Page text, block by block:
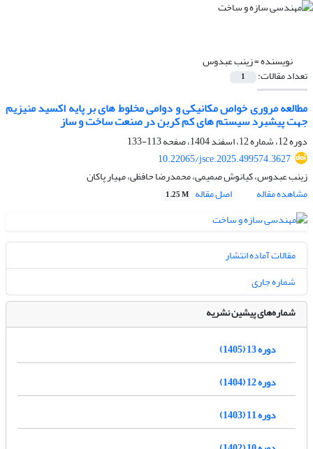
نویسنده =زینب عبدوس
تعداد مقالات: 1
مطالعه مروری خواص مکانیکی و دوامی مخلوط های بر پایه اکسید منیزیم
جهت پیشبرد سیستم های کم کربن در صنعت ساخت و ساز
دوره 12، شماره 12، اسفند 1404، صفحه
113-133
10.22065/jsce.2025.499574.3627
زینب عبدوس، کیانوش صمیمی، محمدرضا حافظی، مهیار پاکان
مشاهده مقاله
اصل مقاله 1.25 M
مقالات آماده انتشار
شماره جاری
شماره‌های پیشین نشریه
دوره 13 (1405)
دوره 12 (1404)
دوره 11 (1403)